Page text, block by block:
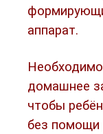
аппарат.
Необходимо
домашнее
чтобы
без помощи